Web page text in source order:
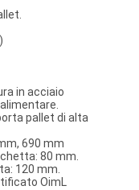
in acciaio
pallet di alta
690 mm
80 mm.
120 mm.
OimL